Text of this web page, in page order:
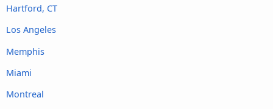
Hartford, CT
Los Angeles
Memphis
Miami
Montreal